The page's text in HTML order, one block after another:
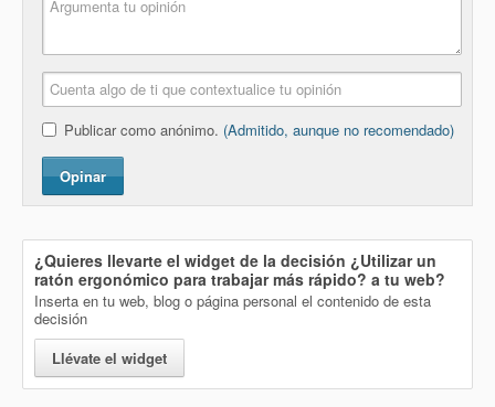
Publicar como anónimo. (Admitido, aunque no recomendado)
Opinar
¿Quieres llevarte el widget de la decisión ¿Utilizar un
ratón ergonómico para trabajar más rápido? a tu web?
Inserta en tu web, blog o página personal el contenido de esta
decisión
Llévate el widget